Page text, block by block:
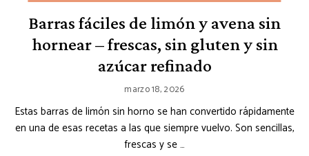
Barras fáciles de limón y avena sin
hornear – frescas, sin gluten y sin
azúcar refinado
marzo 18, 2026
Estas barras de limón sin horno se han convertido rápidamente
en una de esas recetas a las que siempre vuelvo. Son sencillas,
frescas y se …